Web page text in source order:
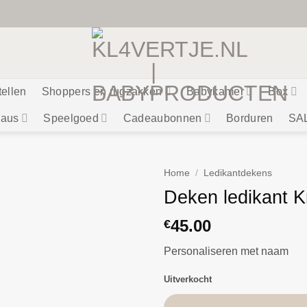
Shoppers en rugzakken Babykamer Box
Speelgoed Cadeaubonnen Borduren
Home / Ledikantdekens
Deken ledikant
€45.00
Personaliseren met naam
Uitverkocht